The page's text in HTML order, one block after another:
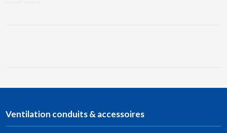
Ventilation conduits & accessoires